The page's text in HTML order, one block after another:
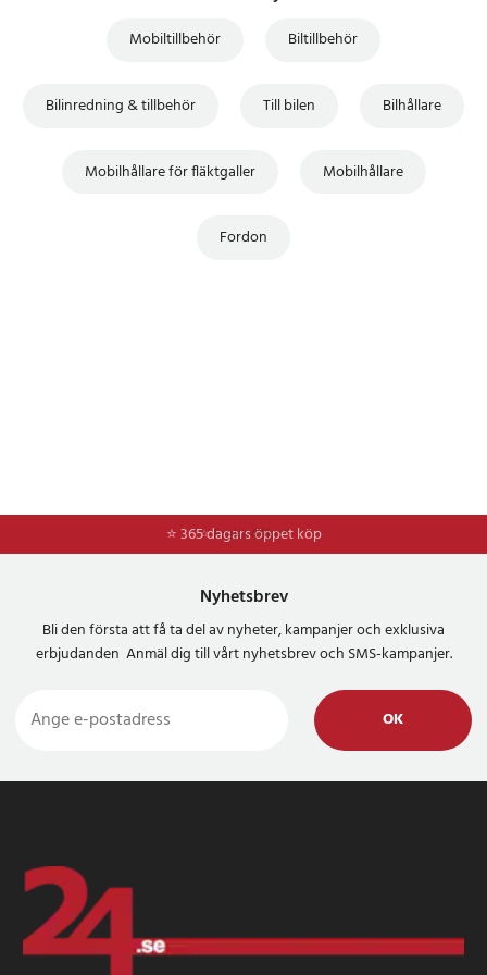
Mobiltillbehör Biltillbehör
Bilinredning & tillbehör Till bilen Bilhållare
Mobilhållare för fläktgaller Mobilhållare
Fordon
⭐ 365 dagars öppet köp
⭐Frakt 49kr *
Nyhetsbrev
Bli den första att få ta del av nyheter, kampanjer och exklusiva
erbjudanden Anmäl dig till vårt nyhetsbrev och SMS-kampanjer.
OK